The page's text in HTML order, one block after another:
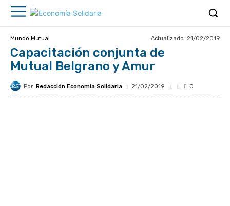
Mundo Mutual Actualizado: 21/02/2019
Capacitación conjunta de
Mutual Belgrano y Amur
Por Redacción Economía Solidaria 21/02/2019 0